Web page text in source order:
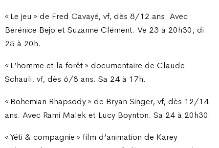
« Le jeu » de Fred Cavayé, vf, dès 8/12 ans. Avec
Bérénice Bejo et Suzanne Clément. Ve 23 à 20h30, di
25 à 20h.
« L’homme et la forêt » documentaire de Claude
Schauli, vf, dès 6/8 ans. Sa 24 à 17h.
« Bohemian Rhapsody » de Bryan Singer, vf, dès 12/14
ans. Avec Rami Malek et Lucy Boynton. Sa 24 à 20h30.
« Yéti & compagnie » film d’animation de Karey